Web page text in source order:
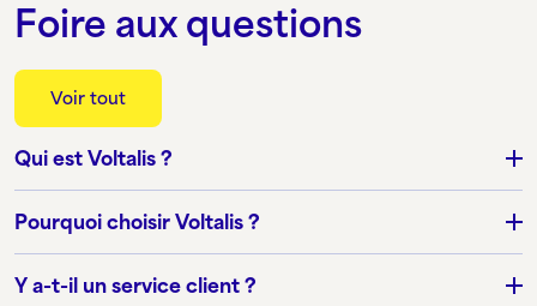
Foire aux questions
Voir tout
Qui est Voltalis ?
Pourquoi choisir Voltalis ?
Y a-t-il un service client ?